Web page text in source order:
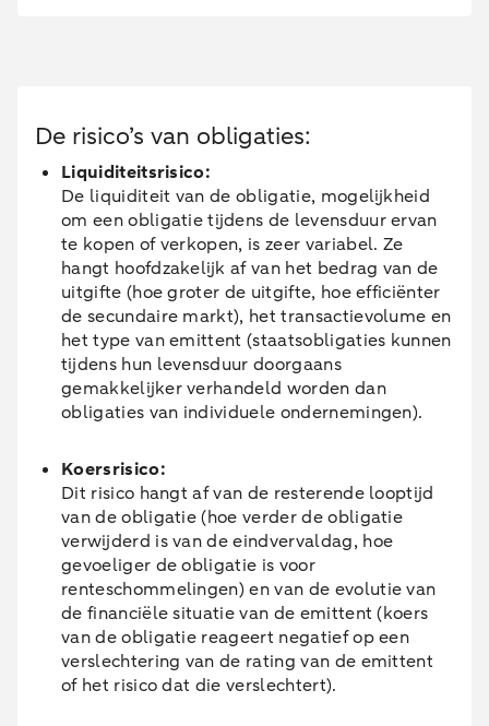
De risico’s van obligaties:
Liquiditeitsrisico:
De liquiditeit van de obligatie, mogelijkheid
om een obligatie tijdens de levensduur ervan
te kopen of verkopen, is zeer variabel. Ze
hangt hoofdzakelijk af van het bedrag van de
uitgifte (hoe groter de uitgifte, hoe efficiënter
de secundaire markt), het transactievolume en
het type van emittent (staatsobligaties kunnen
tijdens hun levensduur doorgaans
gemakkelijker verhandeld worden dan
obligaties van individuele ondernemingen).
Koersrisico:
Dit risico hangt af van de resterende looptijd
van de obligatie (hoe verder de obligatie
verwijderd is van de eindvervaldag, hoe
gevoeliger de obligatie is voor
renteschommelingen) en van de evolutie van
de financiële situatie van de emittent (koers
van de obligatie reageert negatief op een
verslechtering van de rating van de emittent
of het risico dat die verslechtert).